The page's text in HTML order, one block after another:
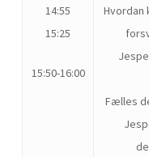
14:55
15:25
15:50-16:00
Hvordan
Fælles